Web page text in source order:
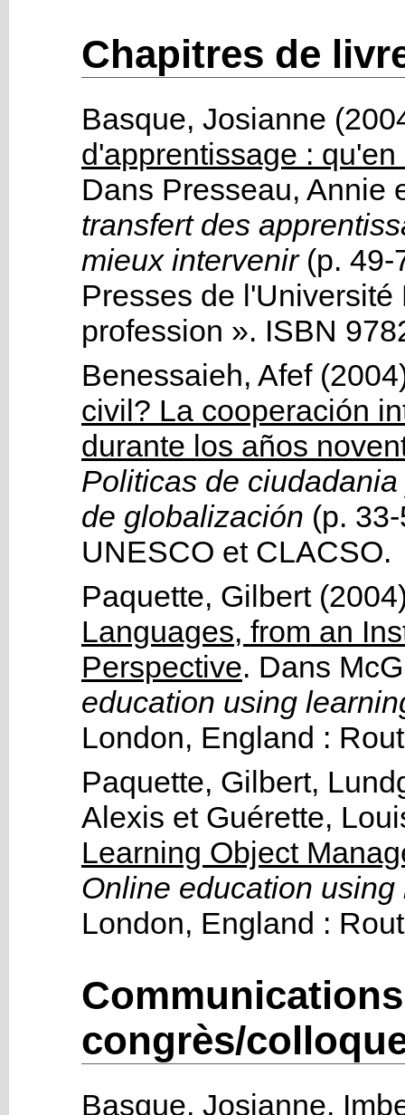
Chapitres de
Basque, Josianne
d'apprentissage :
Dans Presseau, Annie
transfert des
mieux intervenir(p. 49-
Presses de l'Université
profession ». ISBN
Benessaieh, Afef
civil? La cooperación
durante los años
Politicas de
de globalización (p.
UNESCO et CLACSO.
Paquette, Gilbert
Languages, from an
Perspective. Dans
education using
London, England :
Paquette, Gilbert,
Alexis et Guérette,
Learning Object
Online education
London, England :
congrès/
Basque, Josianne,